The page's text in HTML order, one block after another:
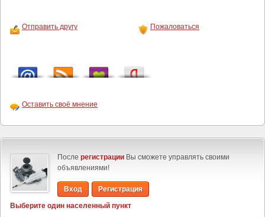
Отправить другу Пожаловаться
Оставить своё мнение
После регистрации Вы сможете управлять своими
объявлениями!
Вход
Регистрация
Выберите один населенный пункт